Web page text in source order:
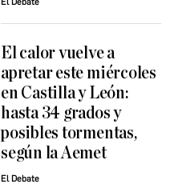
El calor vuelve a
apretar este miércoles
en Castilla y León:
hasta 34 grados y
posibles tormentas,
según la Aemet
El Debate